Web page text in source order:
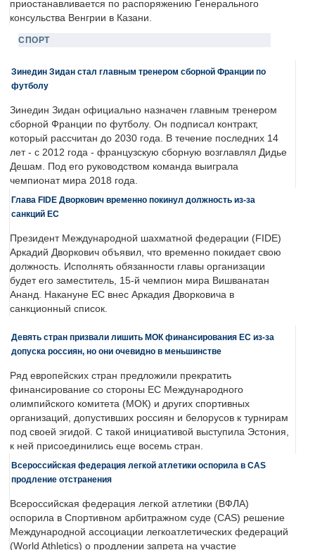
приостанавливается по распоряжению Генерального
консульства Венгрии в Казани.
СПОРТ
Зинедин Зидан стал главным тренером сборной Франции по
футболу
Зинедин Зидан официально назначен главным тренером
сборной Франции по футболу. Он подписал контракт,
который рассчитан до 2030 года. В течение последних 14
лет - с 2012 года - французскую сборную возглавлял Дидье
Дешам. Под его руководством команда выиграла
чемпионат мира 2018 года.
Глава FIDE Дворкович временно покинул должность из-за
санкций ЕС
Президент Международной шахматной федерации (FIDE)
Аркадий Дворкович объявил, что временно покидает свою
должность. Исполнять обязанности главы организации
будет его заместитель, 15-й чемпион мира Вишванатан
Ананд. Накануне ЕС внес Аркадия Дворковича в
санкционный список.
Девять стран призвали лишить МОК финансирования ЕС из-за
допуска россиян, но они очевидно в меньшинстве
Ряд европейских стран предложили прекратить
финансирование со стороны ЕС Международного
олимпийского комитета (МОК) и других спортивных
организаций, допустивших россиян и белорусов к турнирам
под своей эгидой. С такой инициативой выступила Эстония,
к ней присоединились еще восемь стран.
Всероссийская федерация легкой атлетики оспорила в CAS
продление отстранения
Всероссийская федерация легкой атлетики (ВФЛА)
оспорила в Спортивном арбитражном суде (CAS) решение
Международной ассоциации легкоатлетических федераций
(World Athletics) о продлении запрета на участие